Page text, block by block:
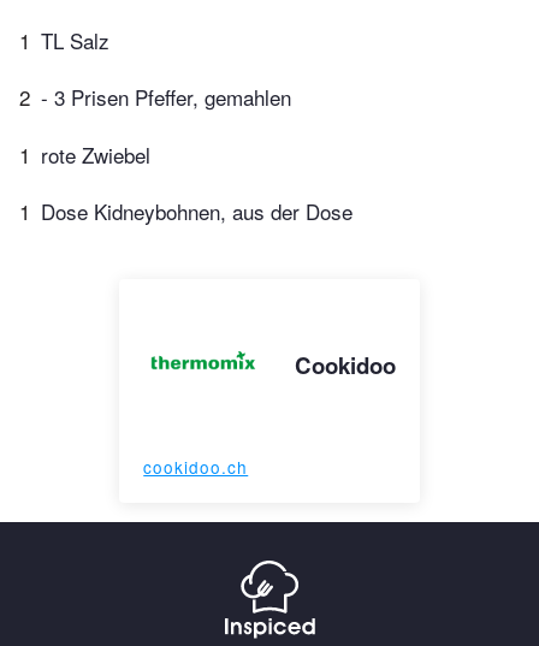
1 TL Salz
2 - 3 Prisen Pfeffer, gemahlen
1 rote Zwiebel
1 Dose Kidneybohnen, aus der Dose
Cookidoo
cookidoo.ch